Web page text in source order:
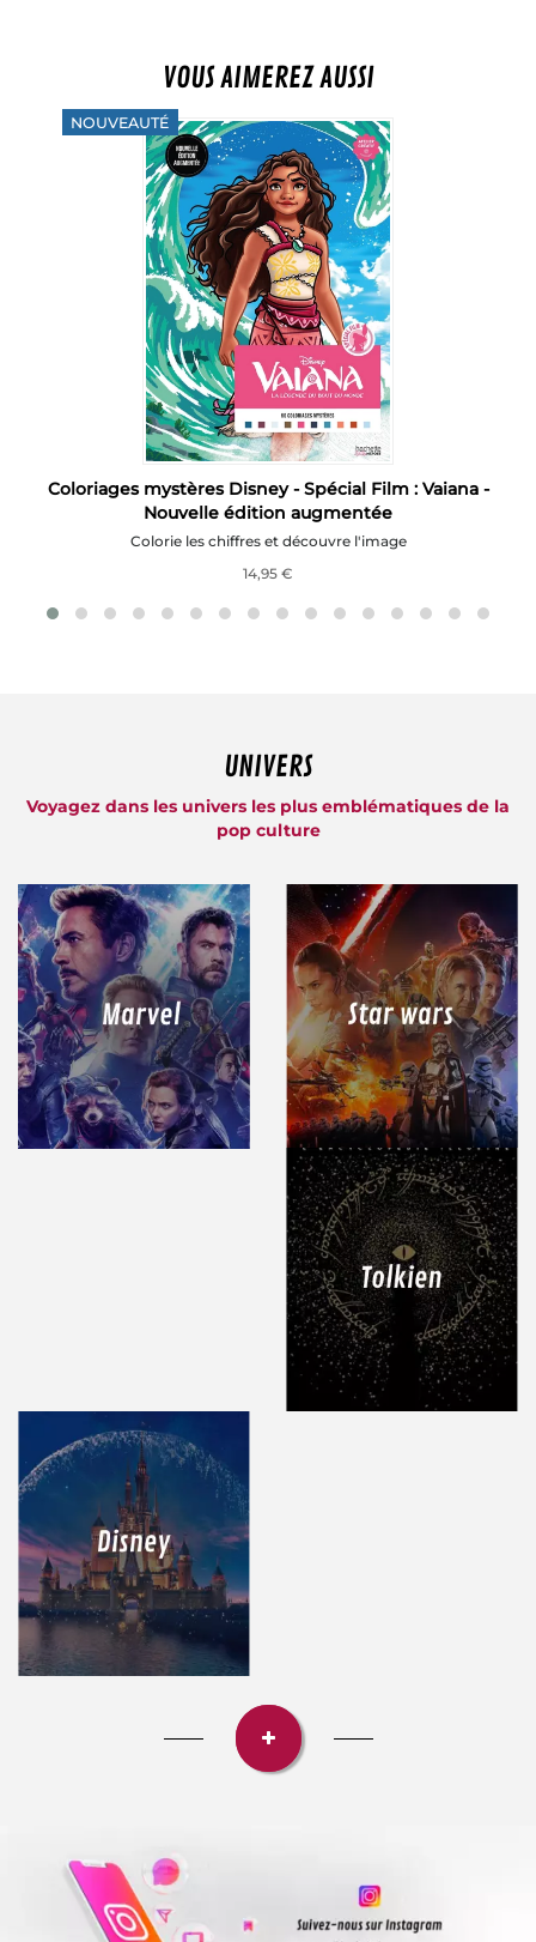
VOUS AIMEREZ AUSSI
NOUVEAUTÉ
Coloriages mystères Disney - Spécial Film : Vaiana -
Nouvelle édition augmentée
Colorie les chiffres et découvre l'image
14,95 €
UNIVERS
Voyagez dans les univers les plus emblématiques de la
pop culture